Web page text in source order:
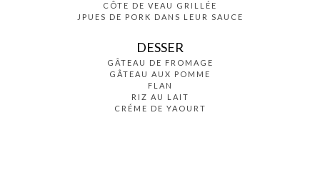
CÔTE DE VEAU GRILLÉE
JPUES DE PORK DANS LEUR SAUCE
DESSER
GÂTEAU DE FROMAGE
GÂTEAU AUX POMME
FLAN
RIZ AU LAIT
CRÉME DE YAOURT